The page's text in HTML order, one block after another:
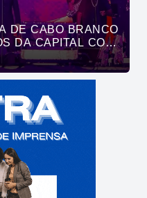
DE CABO BRANCO
DA CAPITAL COM
E FÁBIO JR